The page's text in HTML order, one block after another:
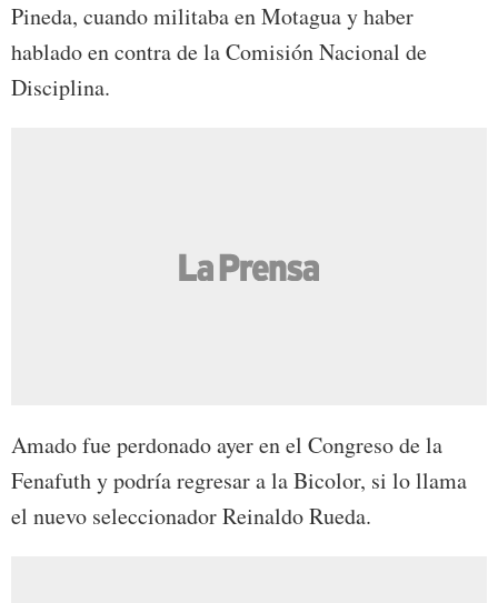
Pineda, cuando militaba en Motagua y haber
hablado en contra de la Comisión Nacional de
Disciplina.
Amado fue perdonado ayer en el Congreso de la
Fenafuth y podría regresar a la Bicolor, si lo llama
el nuevo seleccionador Reinaldo Rueda.